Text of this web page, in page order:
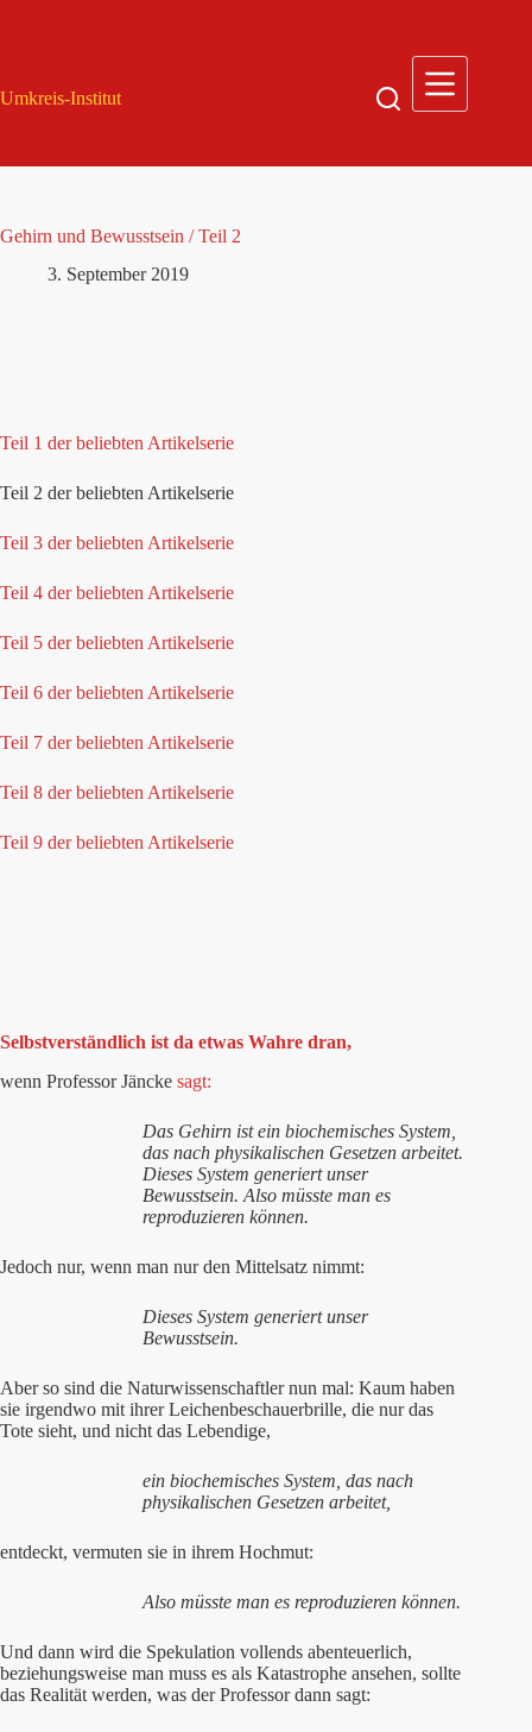
Umkreis-Institut
Gehirn und Bewusstsein / Teil 2
3. September 2019
Teil 1 der beliebten Artikelserie
Teil 2 der beliebten Artikelserie
Teil 3 der beliebten Artikelserie
Teil 4 der beliebten Artikelserie
Teil 5 der beliebten Artikelserie
Teil 6 der beliebten Artikelserie
Teil 7 der beliebten Artikelserie
Teil 8 der beliebten Artikelserie
Teil 9 der beliebten Artikelserie
Selbstverständlich ist da etwas Wahre dran,
wenn Professor Jäncke sagt:
Das Gehirn ist ein biochemisches System,
das nach physikalischen Gesetzen arbeitet.
Dieses System generiert unser
Bewusstsein. Also müsste man es
reproduzieren können.
Jedoch nur, wenn man nur den Mittelsatz nimmt:
Dieses System generiert unser
Bewusstsein.
Aber so sind die Naturwissenschaftler nun mal: Kaum haben
sie irgendwo mit ihrer Leichenbeschauerbrille, die nur das
Tote sieht, und nicht das Lebendige,
ein biochemisches System, das nach
physikalischen Gesetzen arbeitet,
entdeckt, vermuten sie in ihrem Hochmut:
Also müsste man es reproduzieren können.
Und dann wird die Spekulation vollends abenteuerlich,
beziehungsweise man muss es als Katastrophe ansehen, sollte
das Realität werden, was der Professor dann sagt: